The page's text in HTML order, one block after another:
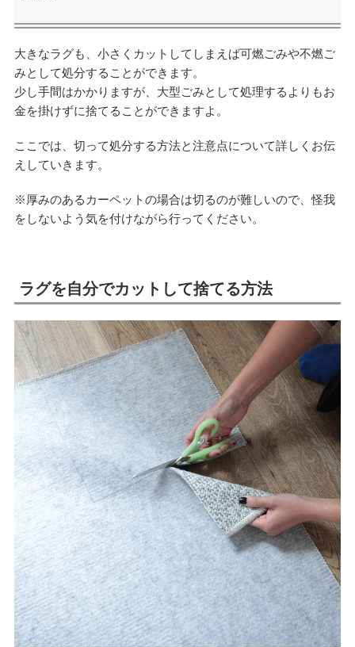
大きなラグも、小さくカットしてしまえば可燃ごみや不燃ご
みとして処分することができます。
少し手間はかかりますが、大型ごみとして処理するよりもお
金を掛けずに捨てることができますよ。
ここでは、切って処分する方法と注意点について詳しくお伝
えしていきます。
※厚みのあるカーペットの場合は切るのが難しいので、怪我
をしないよう気を付けながら行ってください。
ラグを自分でカットして捨てる方法